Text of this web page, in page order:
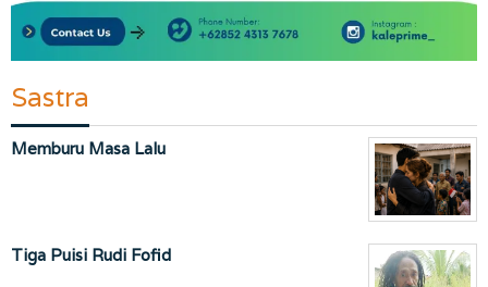
Sastra
Memburu Masa Lalu
Tiga Puisi Rudi Fofid